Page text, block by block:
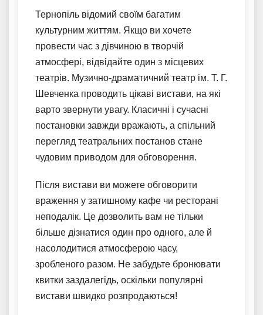
Тернопіль відомий своїм багатим
культурним життям. Якщо ви хочете
провести час з дівчиною в творчій
атмосфері, відвідайте один з місцевих
театрів. Музично-драматичний театр ім. Т. Г.
Шевченка проводить цікаві вистави, на які
варто звернути увагу. Класичні і сучасні
постановки завжди вражають, а спільний
перегляд театральних постанов стане
чудовим приводом для обговорення.
Після вистави ви можете обговорити
враження у затишному кафе чи ресторані
неподалік. Це дозволить вам не тільки
більше дізнатися один про одного, але й
насолодитися атмосферою часу,
зробленого разом. Не забудьте бронювати
квитки заздалегідь, оскільки популярні
вистави швидко розпродаються!